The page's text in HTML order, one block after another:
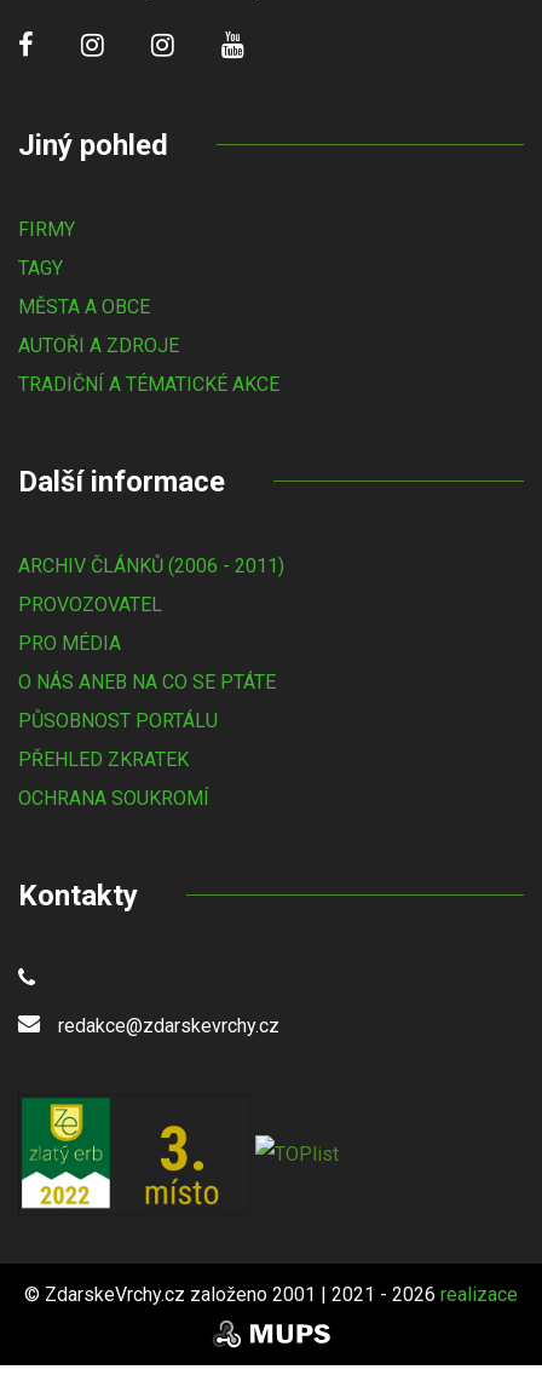
Jiný pohled
FIRMY
TAGY
MĚSTA A OBCE
AUTOŘI A ZDROJE
TRADIČNÍ A TÉMATICKÉ AKCE
Další informace
ARCHIV ČLÁNKŮ (2006 - 2011)
PROVOZOVATEL
PRO MÉDIA
O NÁS ANEB NA CO SE PTÁTE
PŮSOBNOST PORTÁLU
PŘEHLED ZKRATEK
OCHRANA SOUKROMÍ
Kontakty
redakce@zdarskevrchy.cz
© ZdarskeVrchy.cz založeno 2001 | 2021 - 2026 realizace